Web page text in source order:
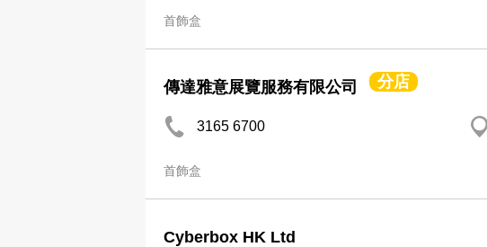
首飾盒
傳達雅意展覽服務有限公司 分店
3165 6700
首飾盒
Cyberbox HK Ltd